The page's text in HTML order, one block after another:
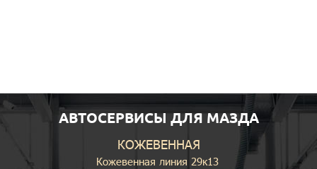
АВТОСЕРВИСЫ ДЛЯ МАЗДА
КОЖЕВЕННАЯ
Кожевенная линия 29к13